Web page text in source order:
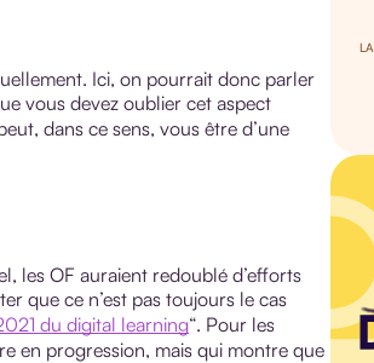
Ici, on pourrait donc parler
vous devez oublier cet aspect
dans ce sens, vous être d’une
les OF auraient redoublé d’efforts
que ce n’est pas toujours le cas
du digital learning“. Pour les
en progression, mais qui montre que